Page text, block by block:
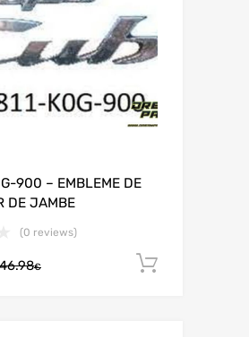
900 – EMBLEME DE
DE JAMBE
(0 reviews)
46.98€